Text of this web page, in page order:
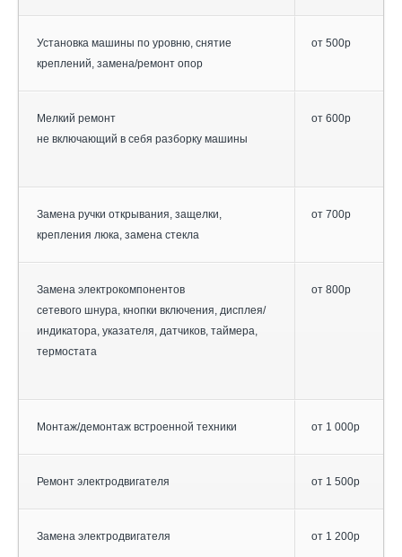
Установка машины по уровню, снятие
креплений, замена/ремонт опор
от 500р
Мелкий ремонт
не включающий в себя разборку машины
от 600р
Замена ручки открывания, защелки,
крепления люка, замена стекла
от 700р
Замена электрокомпонентов
сетевого шнура, кнопки включения, дисплея/
индикатора, указателя, датчиков, таймера,
термостата
от 800р
Монтаж/демонтаж встроенной техники от 1 000р
Ремонт электродвигателя от 1 500р
Замена электродвигателя от 1 200р